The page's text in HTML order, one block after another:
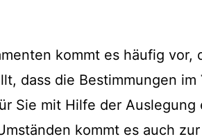
kommt es häufig vor,
dass die Bestimmungen im
Sie mit Hilfe der
kommt es auch